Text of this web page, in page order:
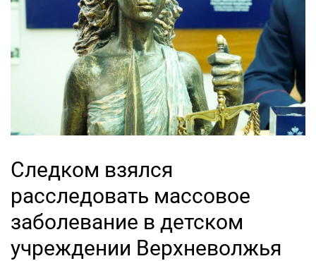
Следком взялся
расследовать массовое
заболевание в детском
учреждении Верхневолжья